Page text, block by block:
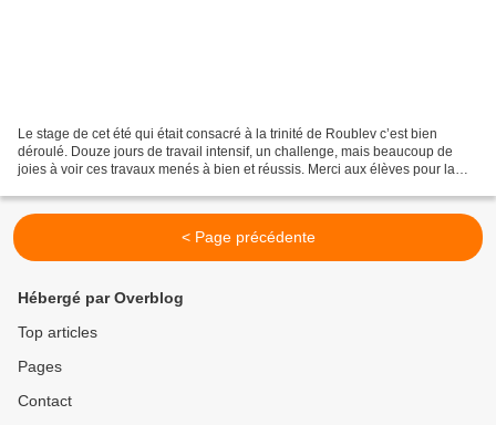
Le stage de cet été qui était consacré à la trinité de Roublev c’est bien
déroulé. Douze jours de travail intensif, un challenge, mais beaucoup de
joies à voir ces travaux menés à bien et réussis. Merci aux élèves pour la
< Page précédente
Hébergé par Overblog
Top articles
Pages
Contact